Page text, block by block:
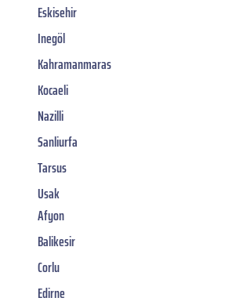
Eskisehir
Inegöl
Kahramanmaras
Kocaeli
Nazilli
Sanliurfa
Tarsus
Usak
Afyon
Balikesir
Corlu
Edirne